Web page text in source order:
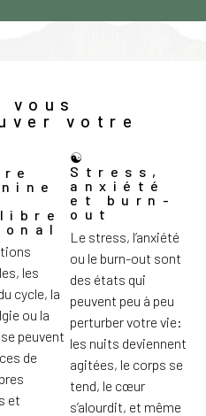
vous
votre
les
cycle, la
ou la
peuvent
de
et
☯
Stress,
anxiété
et burn-
out
Le stress, l’anxiété
ou le burn-out sont
des états qui
peuvent peu à peu
perturber votre vie:
les nuits deviennent
agitées, le corps se
tend, le cœur
s’alourdit, et même